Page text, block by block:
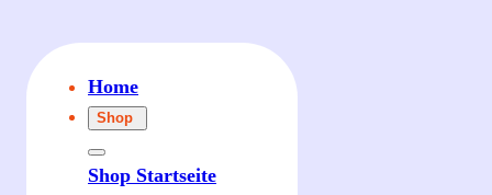
Home
Shop
Shop Startseite